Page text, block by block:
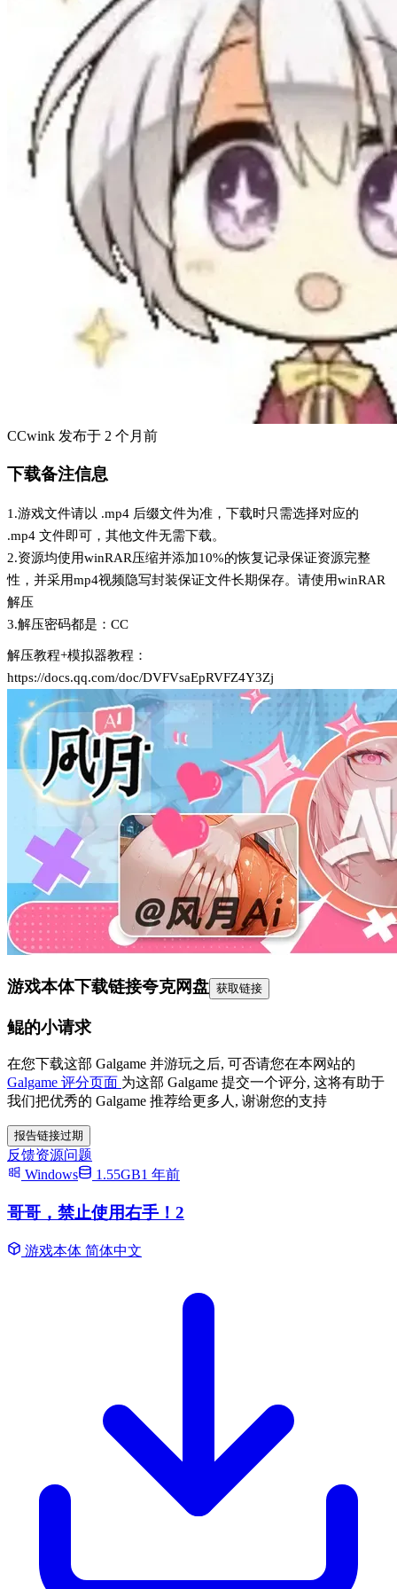
CCwink 发布于 2 个月前
下载备注信息
1.游戏文件请以 .mp4 后缀文件为准，下载时只需选择对应的
.mp4 文件即可，其他文件无需下载。
2.资源均使用winRAR压缩并添加10%的恢复记录保证资源完整
性，并采用mp4视频隐写封装保证文件长期保存。请使用winRAR
解压
3.解压密码都是：CC
解压教程+模拟器教程：
https://docs.qq.com/doc/DVFVsaEpRVFZ4Y3Zj
游戏本体下载链接夸克网盘 获取链接
鲲的小请求
在您下载这部 Galgame 并游玩之后, 可否请您在本网站的
Galgame 评分页面 为这部 Galgame 提交一个评分, 这将有助于
我们把优秀的 Galgame 推荐给更多人, 谢谢您的支持
报告链接过期
反馈资源问题
Windows
1.55GB1 年前
哥哥，禁止使用右手！2
游戏本体 简体中文